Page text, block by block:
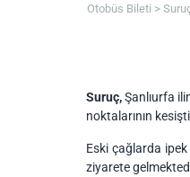
Otobüs Bileti
Suruç,Şanlıurfa
noktalarının
Eski çağlarda
ziyarete